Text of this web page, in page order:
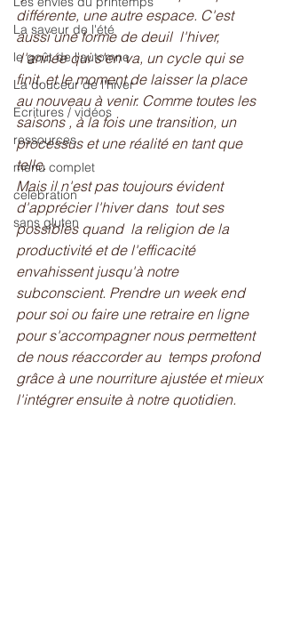
La saveur de l'été
le goût de l'automne
La douceur de l'hiver
Ecritures / vidéos
ressources
menu complet
celebration
sans gluten
différente, une autre espace. C'est
aussi une forme de deuil  l'hiver,
l'année qui s'en va, un cycle qui se
finit, et le moment de laisser la place
au nouveau à venir. Comme toutes les
saisons , à la fois une transition, un
processus et une réalité en tant que
telle.
Mais il n'est pas toujours évident
d'apprécier l'hiver dans  tout ses
possibles quand  la religion de la
productivité et de l'efficacité
envahissent jusqu'à notre
subconscient. Prendre un week end
pour soi ou faire une retraire en ligne
pour s'accompagner nous permettent
de nous réaccorder au  temps profond
grâce à une nourriture ajustée et mieux
l'intégrer ensuite à notre quotidien.